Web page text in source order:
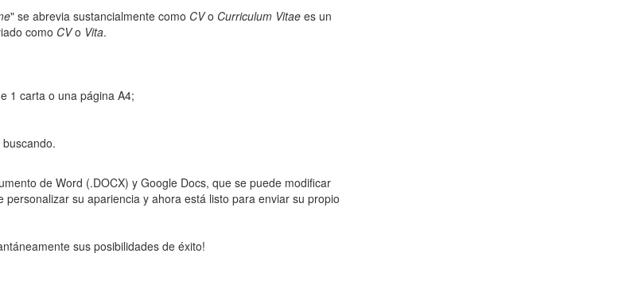
" se abrevia sustancialmente como CVo Curriculum Vitaees un
como CVo Vita.
1 carta o una página A4;
de Word (.DOCX) y Google Docs, que se puede modificar
su apariencia y ahora está listo para enviar su propio
sus posibilidades de éxito!